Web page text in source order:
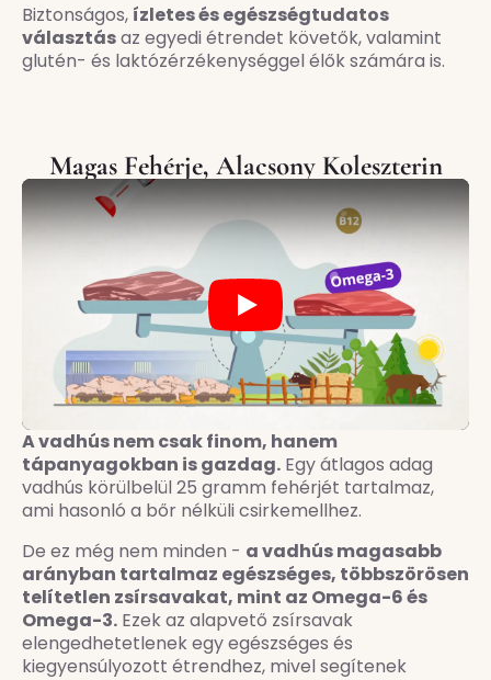
Biztonságos, ízletes és egészségtudatos
választásaz egyedi étrendet követők, valamint
glutén- és laktózérzékenységgel élők számára is.
Magas Fehérje, Alacsony Koleszterin
Play
A vadhús nem csak finom, hanem
tápanyagokban is gazdag. Egy átlagos adag
vadhús körülbelül 25 gramm fehérjét tartalmaz,
ami hasonló a bőr nélküli csirkemellhez.
De ez még nem minden - a vadhús magasabb
arányban tartalmaz egészséges, többszörösen
telítetlen zsírsavakat, mint az Omega-6 és
Omega-3. Ezek az alapvető zsírsavak
elengedhetetlenek egy egészséges és
kiegyensúlyozott étrendhez, mivel segítenek